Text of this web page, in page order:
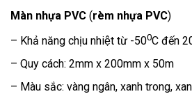
Màn nhựa PVC (rèm nhựa PVC)
– Khả năng chịu nhiệt từ -500C đến
– Quy cách: 2mm x 200mm x 50m
– Màu sắc: vàng ngân, xanh trong,